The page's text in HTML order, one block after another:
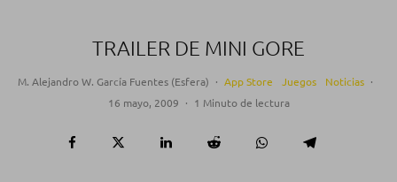
TRAILER DE MINI GORE
M. Alejandro W. García Fuentes (Esfera) · App Store Juegos Noticias ·
16 mayo, 2009 · 1 Minuto de lectura